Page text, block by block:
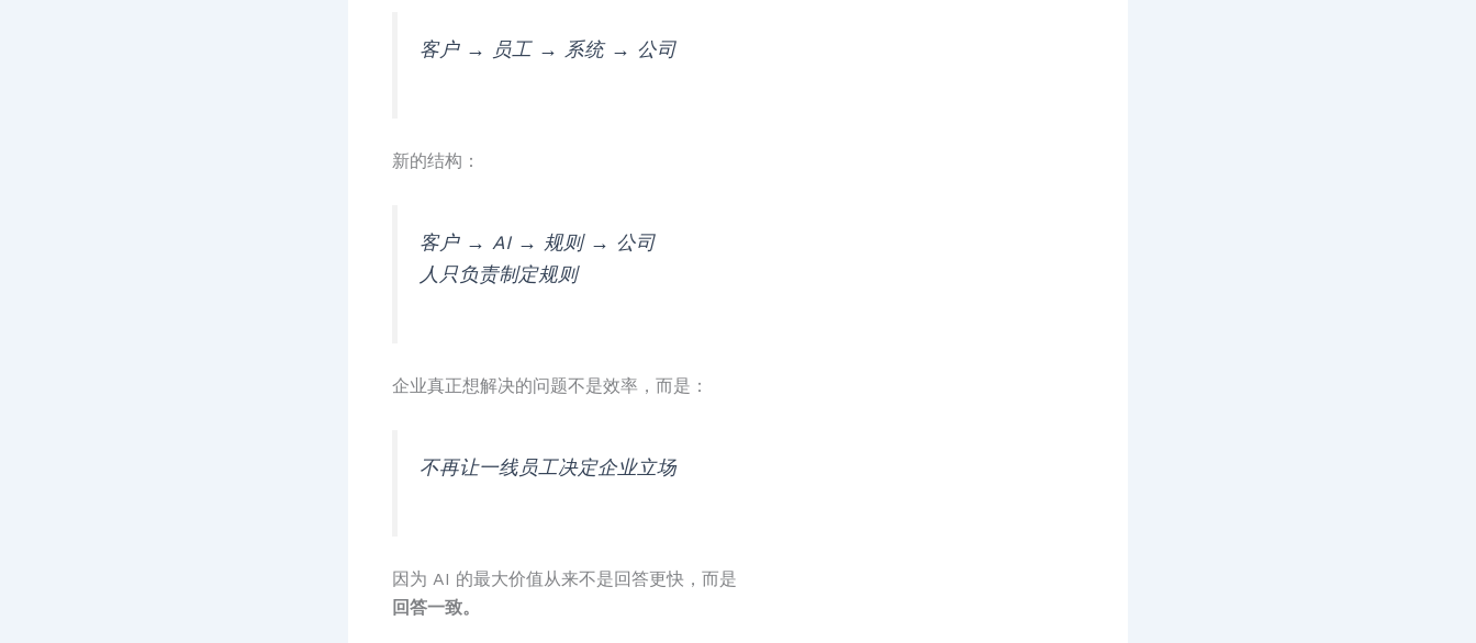
客户 → 员工 → 系统 → 公司
新的结构：
客户 → AI → 规则 → 公司
人只负责制定规则
企业真正想解决的问题不是效率，而是：
不再让一线员工决定企业立场
因为 AI 的最大价值从来不是回答更快，而是
回答一致。